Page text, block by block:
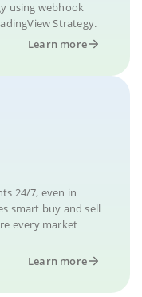
using webhook
Strategy.
Learn more
24/7, even in
smart buy and sell
every market
Learn more